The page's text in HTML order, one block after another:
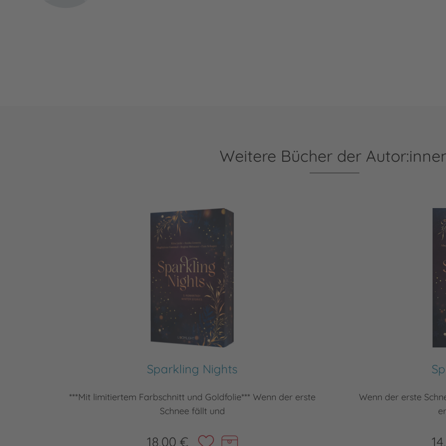
Weitere Bücher der
Sparkling Nights
***Mit limitiertem Farbschnitt und Goldfolie*** Wenn der erste
Schnee fällt und
18,00 €
Wenn der erste